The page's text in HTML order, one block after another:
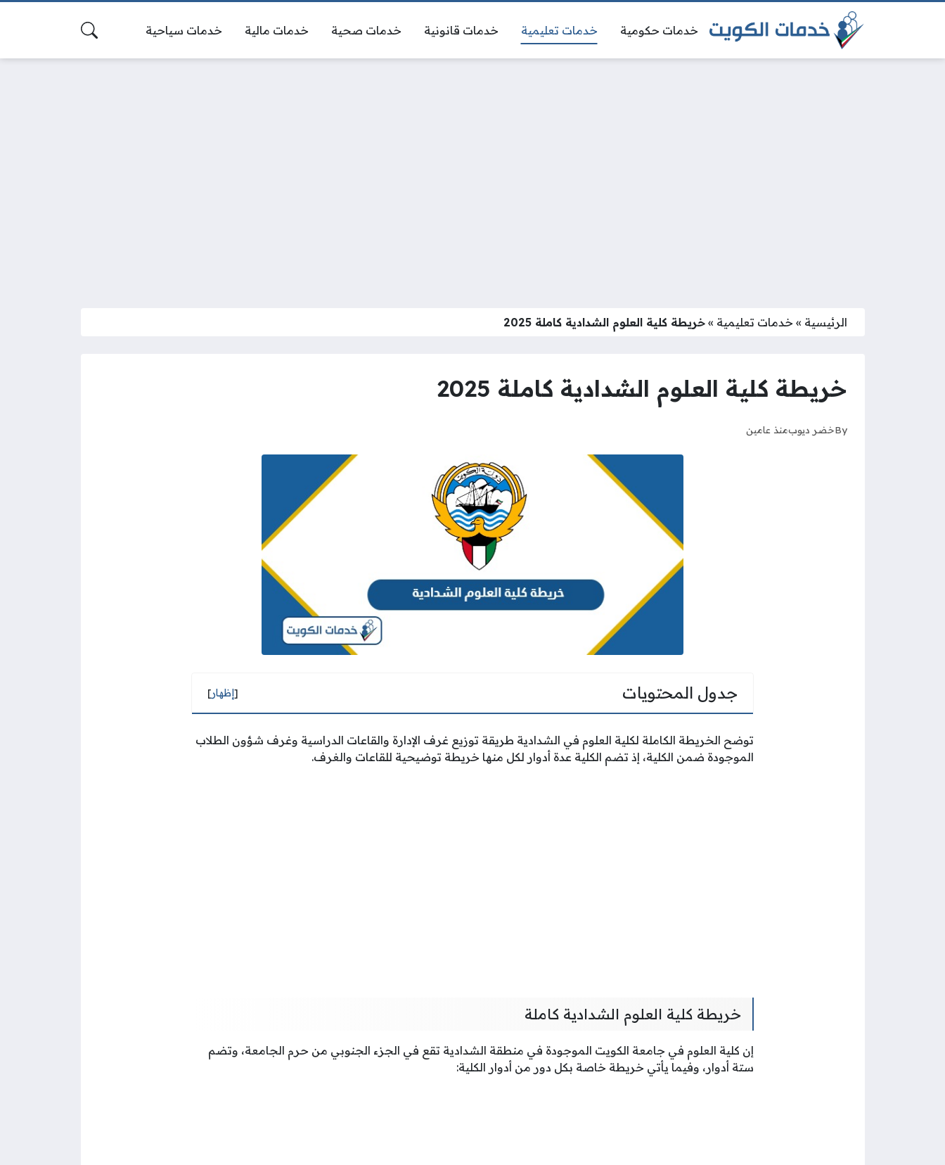
خدمات حكومية خدمات تعليمية خدمات قانونية خدمات صحية خدمات مالية خدمات سياحية
الرئيسية » خدمات تعليمية »خريطة كلية العلوم الشدادية كاملة 2025
خريطة كلية العلوم الشدادية كاملة 2025
Byخضر ديوبمنذ عامين
جدول المحتويات [إظهار]
توضح الخريطة الكاملة لكلية العلوم في الشدادية طريقة توزيع غرف الإدارة والقاعات الدراسية وغرف شؤون الطلاب
الموجودة ضمن الكلية، إذ تضم الكلية عدة أدوار لكل منها خريطة توضيحية للقاعات والغرف.
خريطة كلية العلوم الشدادية كاملة
إن كلية العلوم في جامعة الكويت الموجودة في منطقة الشدادية تقع في الجزء الجنوبي من حرم الجامعة، وتضم
ستة أدوار، وفيما يأتي خريطة خاصة بكل دور من أدوار الكلية: